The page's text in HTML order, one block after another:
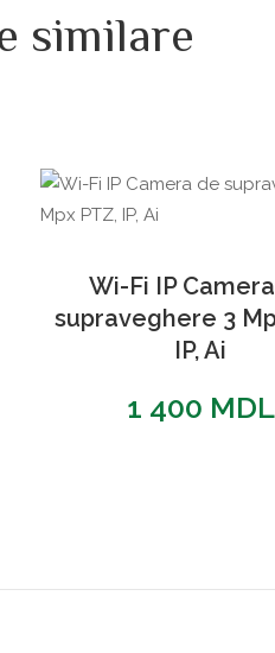
similare
Wi-Fi IP
supraveghere 3
IP, Ai
1 400 MDL